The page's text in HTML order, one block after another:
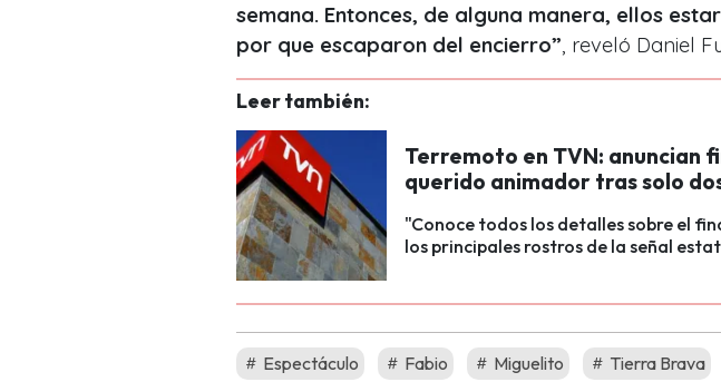
semana. Entonces, de alguna manera, ellos
por que escaparon del encierro” , reveló Daniel
Leer también:
Terremoto en TVN: anuncian
querido animador tras solo
"Conoce todos los detalles sobre el
los principales rostros de la señal
Espectáculo Fabio Miguelito Tierra Brava